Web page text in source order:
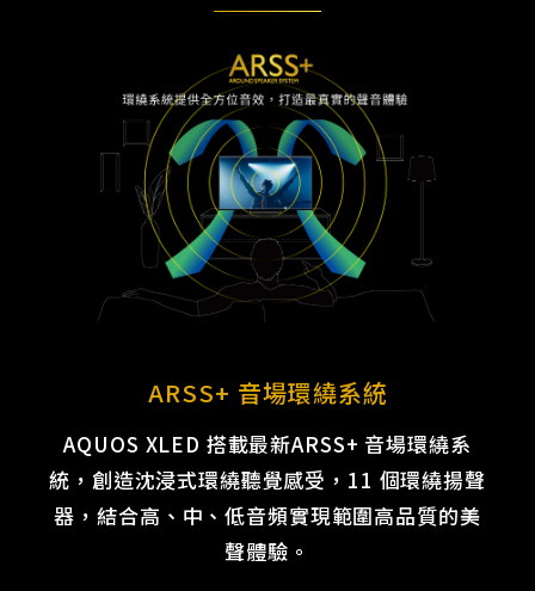
ARSS+ 音場環繞系統
AQUOS XLED 搭載最新ARSS+ 音場環繞系
統，創造沈浸式環繞聽覺感受，11 個環繞揚聲
器，結合高、中、低音頻實現範圍高品質的美
聲體驗。